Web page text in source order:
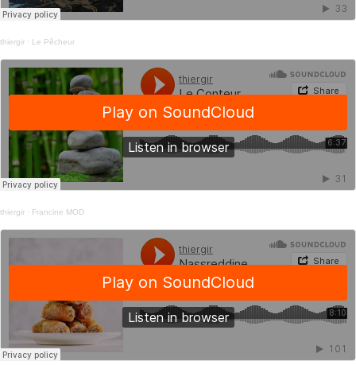
thiergir · Le Pêcheur
thiergir · Francine MOD